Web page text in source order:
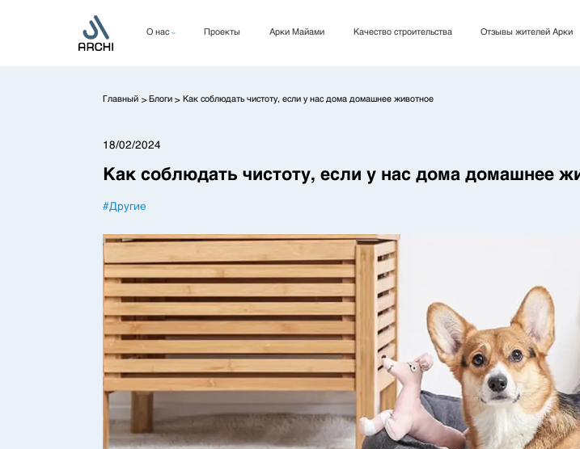
О нас
КСО
Проекты Арки Майами Качество строительства Отзывы жителей Арки
Главный > Блоги > Как соблюдать чистоту, если у нас дома домашнее животное
18/02/2024
Как соблюдать чистоту, если у нас дома домашнее
#Другие